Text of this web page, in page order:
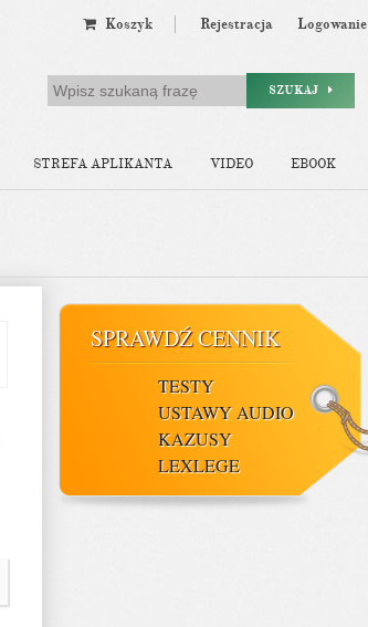
Koszyk Rejestracja Logowanie
SZUKAJ
STREFA APLIKANTA VIDEO EBOOK
SPRAWDŹ CENNIK
TESTY
USTAWY AUDIO
KAZUSY
LEXLEGE